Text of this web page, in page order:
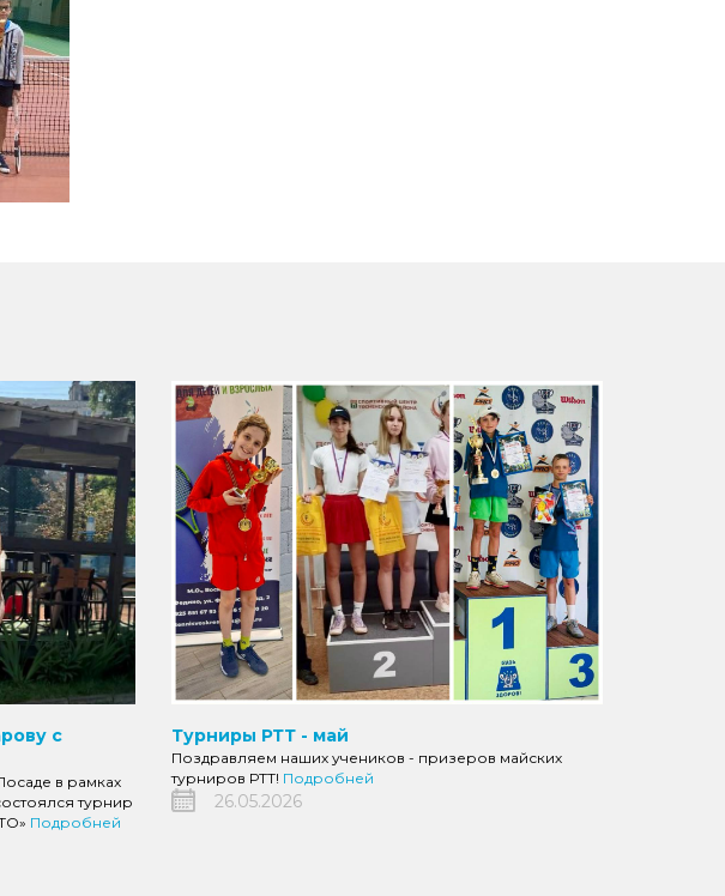
с
в рамках
турнир
Подробней
Турниры РТТ - май
Поздравляем наших учеников - призеров майских
турниров РТТ! Подробней
26.05.2026